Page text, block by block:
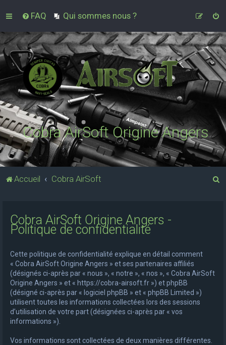
FAQ Qui sommes nous ?
Cobra AirSoft Origine Angers
Accueil Cobra AirSoft
Cobra AirSoft Origine Angers -
Politique de confidentialité
Cette politique de confidentialité explique en détail comment
« Cobra AirSoft Origine Angers » et ses partenaires affiliés
(désignés ci-après par « nous », « notre », « nos », « Cobra AirSoft
Origine Angers » et « https://cobra-airsoft.fr ») et phpBB
(désigné ci-après par « logiciel phpBB » et « phpBB Limited »)
utilisent toutes les informations collectées lors des sessions
d’utilisation de votre part (désignées ci-après par « vos
informations »).
Vos informations sont collectées de deux manières différentes.